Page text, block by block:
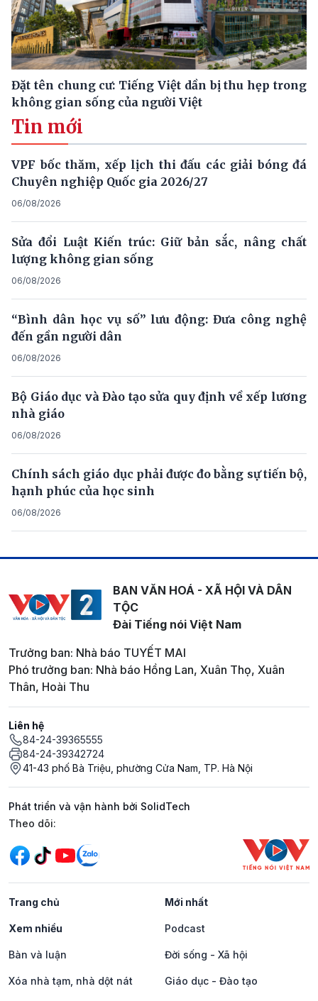
Đặt tên chung cư: Tiếng Việt dần bị thu hẹp trong
không gian sống của người Việt
Tin mới
VPF bốc thăm, xếp lịch thi đấu các giải bóng đá
Chuyên nghiệp Quốc gia 2026/27
06/08/2026
Sửa đổi Luật Kiến trúc: Giữ bản sắc, nâng chất
lượng không gian sống
06/08/2026
“Bình dân học vụ số” lưu động: Đưa công nghệ
đến gần người dân
06/08/2026
Bộ Giáo dục và Đào tạo sửa quy định về xếp lương
nhà giáo
06/08/2026
Chính sách giáo dục phải được đo bằng sự tiến bộ,
hạnh phúc của học sinh
06/08/2026
BAN VĂN HOÁ - XÃ HỘI VÀ DÂN
TỘC
Đài Tiếng nói Việt Nam
Trưởng ban: Nhà báo TUYẾT MAI
Phó trưởng ban: Nhà báo Hồng Lan, Xuân Thọ, Xuân
Thân, Hoài Thu
Liên hệ
84-24-39365555
84-24-39342724
41-43 phố Bà Triệu, phường Cửa Nam, TP. Hà Nội
Phát triển và vận hành bởi SolidTech
Mạng xã hội
Theo dõi:
Trang chủ Mới nhất
Xem nhiều Podcast
Bàn và luận Đời sống - Xã hội
Xóa nhà tạm, nhà dột nát Giáo dục - Đào tạo